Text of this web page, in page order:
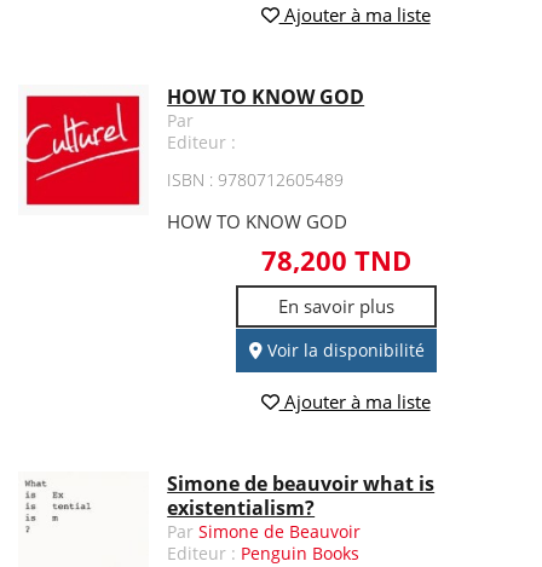
Ajouter à ma liste
HOW TO KNOW GOD
Par
Editeur :
ISBN : 9780712605489
HOW TO KNOW GOD
78,200 TND
En savoir plus
Voir la disponibilité
Ajouter à ma liste
Simone de beauvoir what is
existentialism?
ParSimone de Beauvoir
Editeur : Penguin Books